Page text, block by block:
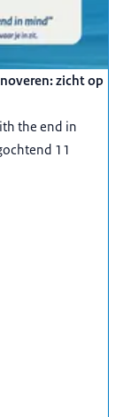
zicht op
the end in
11